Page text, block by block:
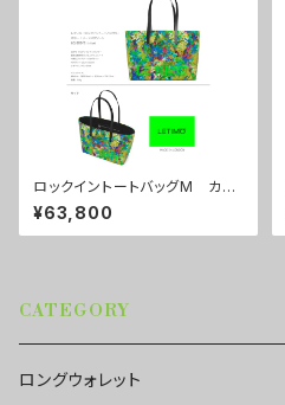
ロックイントートバッグM カラ
ー/リーフスグリーン ■配送ま
で約１か月
¥63,800
CATEGORY
ロングウォレット